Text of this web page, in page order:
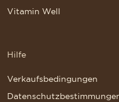
Vitamin Well
Hilfe
Verkaufsbedingungen